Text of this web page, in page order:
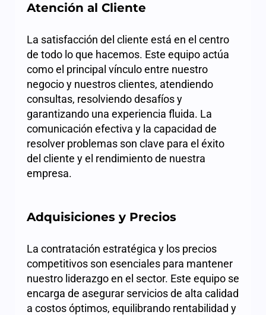
Atención al Cliente
La satisfacción del cliente está en el centro
de todo lo que hacemos. Este equipo actúa
como el principal vínculo entre nuestro
negocio y nuestros clientes, atendiendo
consultas, resolviendo desafíos y
garantizando una experiencia fluida. La
comunicación efectiva y la capacidad de
resolver problemas son clave para el éxito
del cliente y el rendimiento de nuestra
empresa.
Adquisiciones y Precios
La contratación estratégica y los precios
competitivos son esenciales para mantener
nuestro liderazgo en el sector. Este equipo se
encarga de asegurar servicios de alta calidad
a costos óptimos, equilibrando rentabilidad y